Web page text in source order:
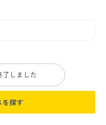
しました
を探す